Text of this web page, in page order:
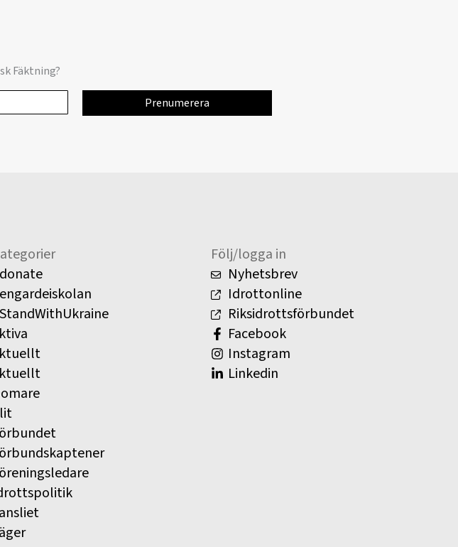
Fäktning?
Följ/logga in
Nyhetsbrev
Idrottonline
Riksidrottsförbundet
Facebook
Instagram
Linkedin